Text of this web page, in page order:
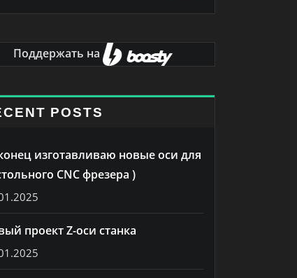
Поддержать на
POSTS
изготавливаю новые оси для
CNC фрезера )
проект Z-оси станка